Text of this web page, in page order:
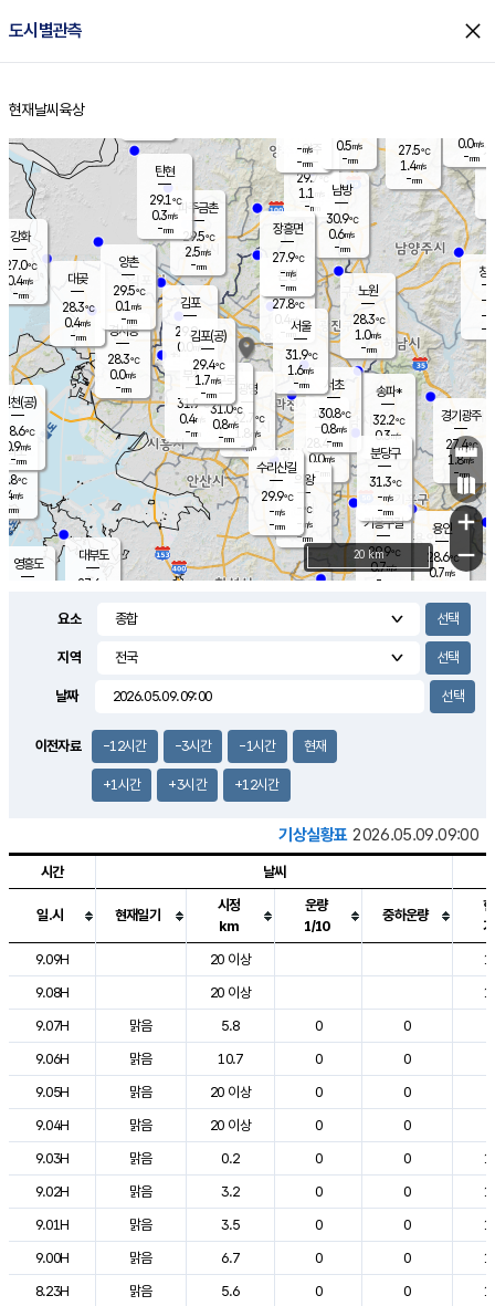
도시별관측 close
홈
현재날씨 육상
의도
℃
m/s
mm
영흥도
양주
29.7℃
1.1
-mm
과천
28.4℃
0.0m/s
- mm
용인
28.6℃
0.7m/s
경기광주
27.4℃
1.8m/s
-mm
0.2m/s
대부도
27.6
경서동
28.3℃
0.0m/s
-mm
파주금촌
29.5℃
2.5m/s
-mm
27.5℃
1.4m/s
-mm
대곶
28.3℃
0.4m/s
-mm
창
-
-m/
-
탄현
29.1℃
0.3m/s
-mm
0.0m/s
-mm
의왕
- ℃
-m/s
-mm
김포
29.9℃
0.0 m/s
mm
광명
32.7 ℃
1.8 m/s
-mm
부천
31.9℃
0.4m/s
-mm
양촌
29.5℃
0.1 m/s
-mm
구로
31.0℃
0.8m/s
-mm
은평
27.8℃
0.4 m/s
- mm
노원
28.3℃
1.0m/s
-mm
송파*
32.2℃
0.3m/s
-mm
서초
30.8℃
0.8m/s
-mm
남방
30.9℃
0.6m/s
-mm
기흥구갈
29.9℃
0.7m/s
-
수리산길
29.9℃
-m/s
-mm
분당구
31.3℃
-m/s
-mm
장흥면
27.9℃
-m/s
-mm
-m/s
-mm
강화
27.0℃
0.4m/s
-mm
인천(공)
28.6℃
0.9m/s
-mm
김포(공)
29.4℃
1.7m/s
-mm
서울
31.9℃
1.6m/s
-mm
0.5m/s
-mm
+
−
20 km
요소
지역
날짜
이전자료 -12시간 -3시간 -1시간 현재
+1시간 +3시간 +12시간
기상실황표 2026.05.09.09:00
도시별 기상실황표로 지점, 날씨, 기온, 강수, 바람, 기압등을 안내한 표입
시간 날씨
일.시 현재일기
시정
km
운량
1/10
중하운량
9.09H
20 이상
9.08H
20 이상
9.07H
맑음 5.8 0 0
9.06H
맑음 10.7 0 0
9.05H
맑음 20 이상 0 0
9.04H
맑음 20 이상 0 0
9.03H
맑음 0.2 0 0
9.02H
맑음 3.2 0 0
9.01H
맑음 3.5 0 0
9.00H
맑음 6.7 0 0
8.23H
맑음 5.6 0 0